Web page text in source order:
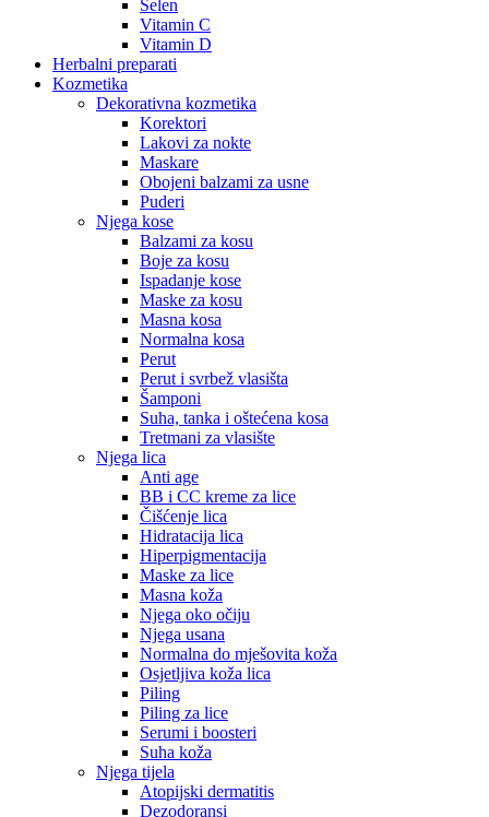
Selen
Vitamin C
Vitamin D
Herbalni preparati
Kozmetika
Dekorativna kozmetika
Korektori
Lakovi za nokte
Maskare
Obojeni balzami za usne
Puderi
Njega kose
Balzami za kosu
Boje za kosu
Ispadanje kose
Maske za kosu
Masna kosa
Normalna kosa
Perut
Perut i svrbež vlasišta
Šamponi
Suha, tanka i oštećena kosa
Tretmani za vlasište
Njega lica
Anti age
BB i CC kreme za lice
Čišćenje lica
Hidratacija lica
Hiperpigmentacija
Maske za lice
Masna koža
Njega oko očiju
Njega usana
Normalna do mješovita koža
Osjetljiva koža lica
Piling
Piling za lice
Serumi i boosteri
Suha koža
Njega tijela
Atopijski dermatitis
Dezodoransi